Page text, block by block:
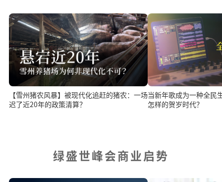
【雪州猪农风暴】被现代化追赶的猪农：一场
迟了近20年的政策清算？
当新年歌成为一种全民
怎样的贺岁时代？
绿盛世峰会商业启势